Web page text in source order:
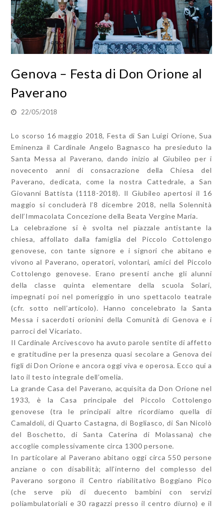
Genova – Festa di Don Orione al
Paverano
22/05/2018
Lo scorso 16 maggio 2018, Festa di San Luigi Orione, Sua
Eminenza il Cardinale Angelo Bagnasco ha presieduto la
Santa Messa al Paverano, dando inizio al Giubileo per i
novecento anni di consacrazione della Chiesa del
Paverano, dedicata, come la nostra Cattedrale, a San
Giovanni Battista (1118-2018). Il Giubileo apertosi il 16
maggio si concluderà l’8 dicembre 2018, nella Solennità
dell’Immacolata Concezione della Beata Vergine Maria.
La celebrazione si è svolta nel piazzale antistante la
chiesa, affollato dalla famiglia del Piccolo Cottolengo
genovese, con tante signore e i signori che abitano e
vivono al Paverano, operatori, volontari, amici del Piccolo
Cottolengo genovese. Erano presenti anche gli alunni
della classe quinta elementare della scuola Solari,
impegnati poi nel pomeriggio in uno spettacolo teatrale
(cfr. sotto nell’articolo). Hanno concelebrato la Santa
Messa i sacerdoti orionini della Comunità di Genova e i
parroci del Vicariato.
Il Cardinale Arcivescovo ha avuto parole sentite di affetto
e gratitudine per la presenza quasi secolare a Genova dei
figli di Don Orione e ancora oggi viva e operosa. Ecco qui a
lato il testo integrale dell’omelia.
La grande Casa del Paverano, acquisita da Don Orione nel
1933, è la Casa principale del Piccolo Cottolengo
genovese (tra le principali altre ricordiamo quella di
Camaldoli, di Quarto Castagna, di Bogliasco, di San Nicolò
del Boschetto, di Santa Caterina di Molassana) che
accoglie complessivamente circa 1300 persone.
In particolare al Paverano abitano oggi circa 550 persone
anziane o con disabilità; all’interno del complesso del
Paverano sorgono il Centro riabilitativo Boggiano Pico
(che serve più di duecento bambini con servizi
poliambulatoriali e 30 ragazzi presso il centro diurno) e il